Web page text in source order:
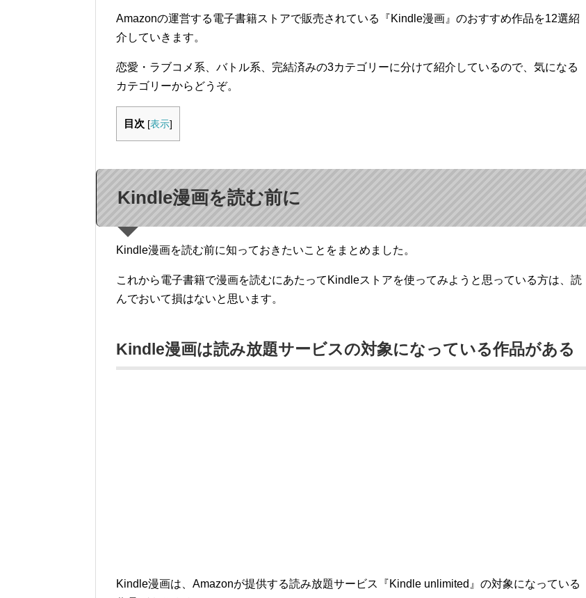
Amazonの運営する電子書籍ストアで販売されている『Kindle漫画』のおすすめ作品を12選紹
介していきます。
恋愛・ラブコメ系、バトル系、完結済みの3カテゴリーに分けて紹介しているので、気になる
カテゴリーからどうぞ。
目次 [表示]
Kindle漫画を読む前に
Kindle漫画を読む前に知っておきたいことをまとめました。
これから電子書籍で漫画を読むにあたってKindleストアを使ってみようと思っている方は、読
んでおいて損はないと思います。
Kindle漫画は読み放題サービスの対象になっている作品がある
Kindle漫画は、Amazonが提供する読み放題サービス『Kindle unlimited』の対象になっている